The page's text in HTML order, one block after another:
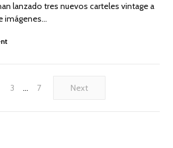
lanzado tres nuevos carteles vintage a
imágenes…
3 … 7 Next